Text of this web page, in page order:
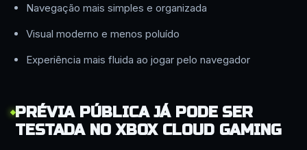
Navegação mais simples e organizada
Visual moderno e menos poluído
Experiência mais fluida ao jogar pelo navegador
PRÉVIA PÚBLICA JÁ PODE SER
TESTADA NO XBOX CLOUD GAMING